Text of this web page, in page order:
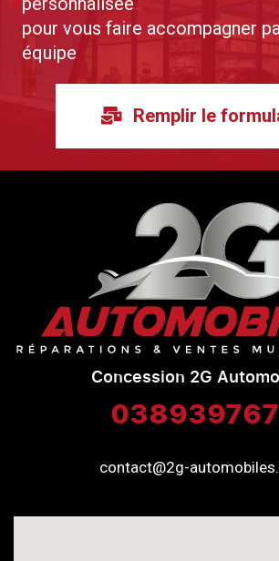
pour vous faire accompagner
équipe
Remplir le
Concession 2G
contact@2g-